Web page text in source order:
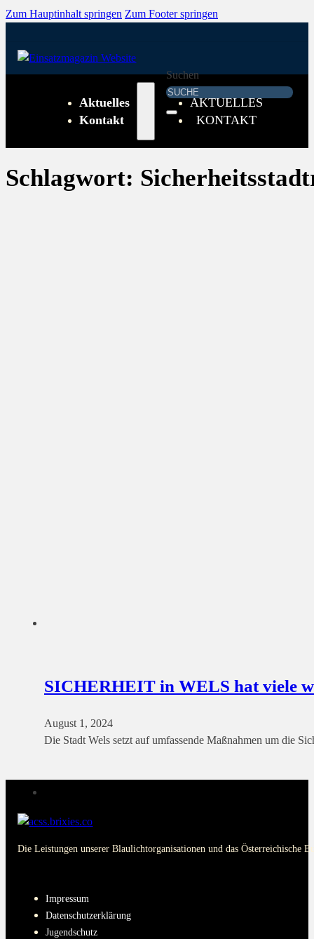
Zum Hauptinhalt springen Zum Footer springen
Suchen
Aktuelles
Kontakt
AKTUELLES
KONTAKT
Schlagwort:
SICHERHEIT in WELS hat viele
August 1, 2024
Die Stadt Wels setzt auf umfassende Maßnahmen um die
Die Leistungen unserer Blaulichtorganisationen und das Österreichische
Impressum
Datenschutzerklärung
Jugendschutz